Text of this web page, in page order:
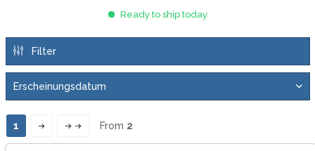
Ready to ship today
Filter
1 From 2